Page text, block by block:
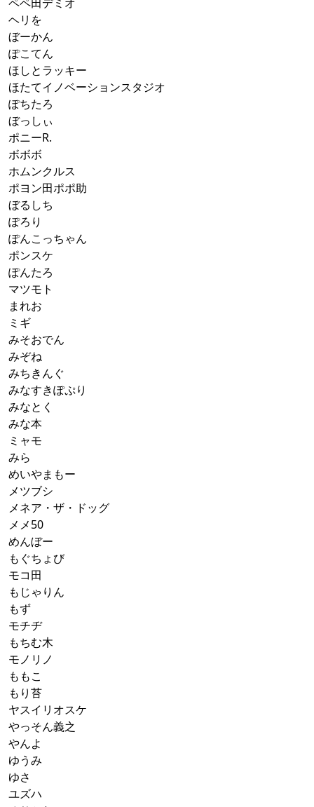
ヘリを
ぼーかん
ぽこてん
ほしとラッキー
ほたてイノベーションスタジオ
ぽちたろ
ぼっしぃ
ポニーR.
ボボボ
ホムンクルス
ポヨン田ポポ助
ぼるしち
ぽろり
ぽんこっちゃん
ポンスケ
ぽんたろ
マツモト
まれお
ミギ
みそおでん
みぞね
みちきんぐ
みなすきぽぷり
みなとく
みな本
ミャモ
みら
めいやまもー
メツブシ
メネア・ザ・ドッグ
メメ50
めんぼー
もぐちょび
モコ田
もじゃりん
もず
モチヂ
もちむ木
モノリノ
ももこ
もり苔
ヤスイリオスケ
やっそん義之
やんよ
ゆうみ
ゆさ
ユズハ